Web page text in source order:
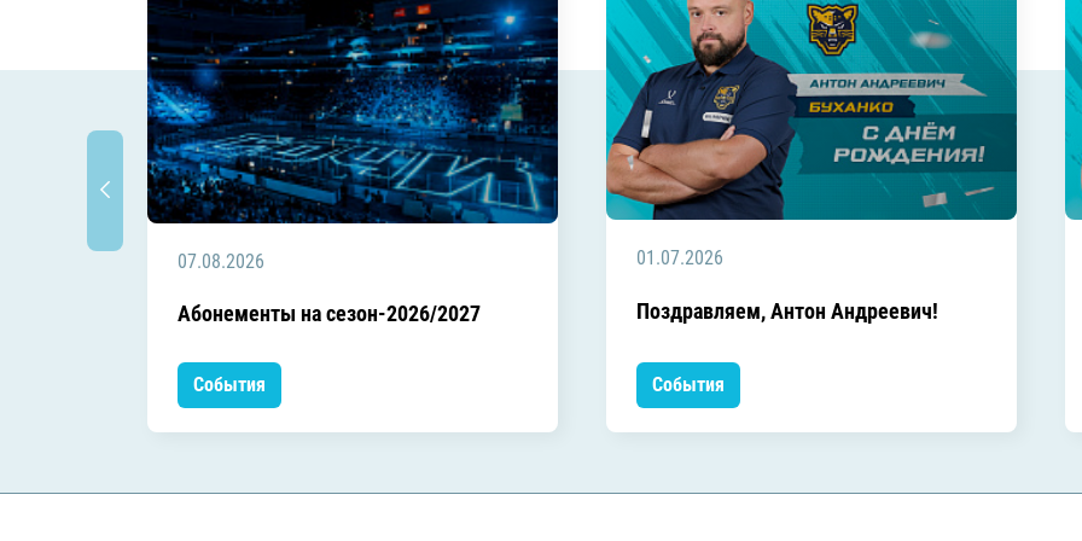
07.08.2026
Абонементы на сезон-2026/2027
События
01.07.2026
Поздравляем, Антон Андреевич!
События